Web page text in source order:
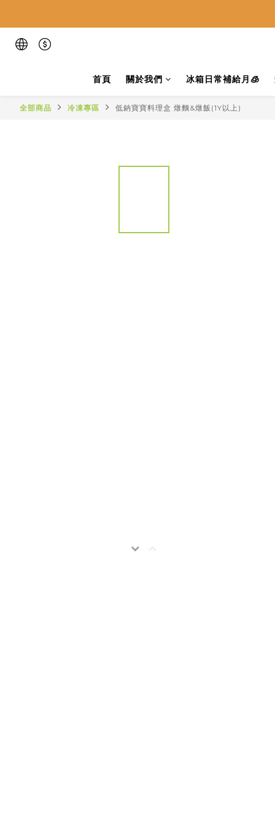
首頁 關於我們 冰箱日常補給月🧊
全部商品 冷凍專區 低鈉寶寶料理盒 燉麵&燉飯(1Y以上)